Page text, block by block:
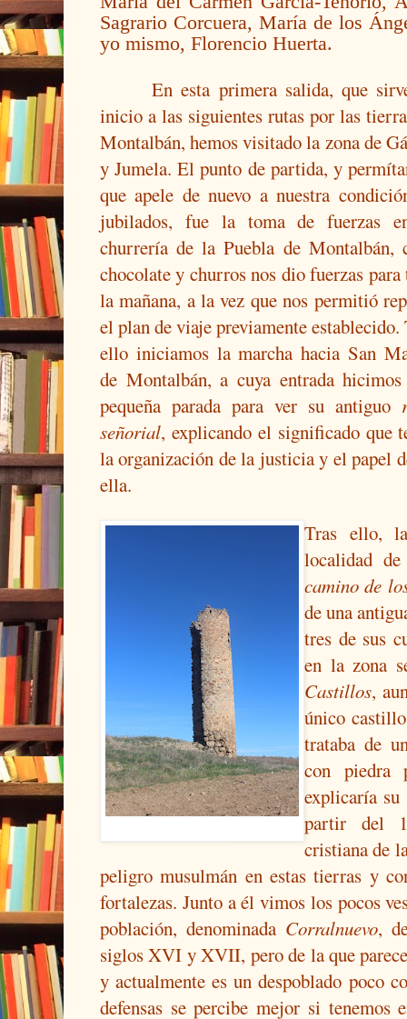
Sagrario Corcuera, María de los
yo mismo, Florencio Huerta.
En esta primera salida, que
inicio a las siguientes rutas por las
Montalbán, hemos visitado la zona de
y Jumela. El punto de partida, y
que apele de nuevo a nuestra
jubilados, fue la toma de fuerzas
churrería de la Puebla de Montalbán,
chocolate y churros nos dio fuerzas para
la mañana, a la vez que nos permitió
el plan de viaje previamente establecido.
ello iniciamos la marcha hacia San
de Montalbán, a cuya entrada
pequeña parada para ver su antiguo
señorial, explicando el significado que
la organización de la justicia y el papel
ella.
Tras ello,
localidad
camino de
de una
tres de sus
en la zona
Castillos,
único
trataba de
con piedra
explicaría
partir del
cristiana de
peligro musulmán en estas tierras y
fortalezas. Junto a él vimos los pocos
población, denominada Corralnuevo,
siglos XVI y XVII, pero de la que
y actualmente es un despoblado poco
defensas se percibe mejor si tenemos